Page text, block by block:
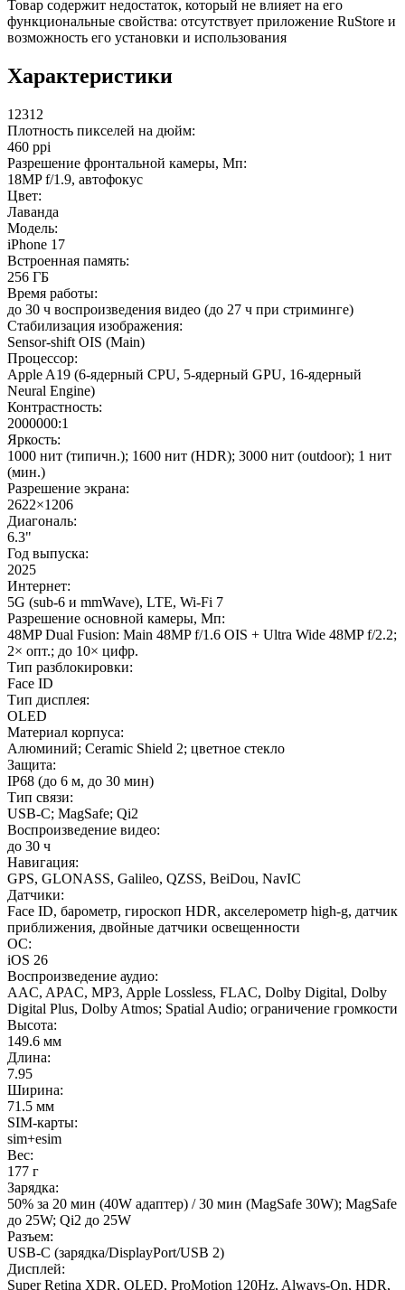
Товар содержит недостаток, который не влияет на его
функциональные свойства: отсутствует приложение RuStore и
возможность его установки и использования
Характеристики
12312
Плотность пикселей на дюйм:
460 ppi
Разрешение фронтальной камеры, Мп:
18MP f/1.9, автофокус
Цвет:
Лаванда
Модель:
iPhone 17
Встроенная память:
256 ГБ
Время работы:
до 30 ч воспроизведения видео (до 27 ч при стриминге)
Стабилизация изображения:
Sensor-shift OIS (Main)
Процессор:
Apple A19 (6-ядерный CPU, 5-ядерный GPU, 16-ядерный
Neural Engine)
Контрастность:
2000000:1
Яркость:
1000 нит (типичн.); 1600 нит (HDR); 3000 нит (outdoor); 1 нит
(мин.)
Разрешение экрана:
2622×1206
Диагональ:
6.3"
Год выпуска:
2025
Интернет:
5G (sub-6 и mmWave), LTE, Wi-Fi 7
Разрешение основной камеры, Мп:
48MP Dual Fusion: Main 48MP f/1.6 OIS + Ultra Wide 48MP f/2.2;
2× опт.; до 10× цифр.
Тип разблокировки:
Face ID
Тип дисплея:
OLED
Материал корпуса:
Алюминий; Ceramic Shield 2; цветное стекло
Защита:
IP68 (до 6 м, до 30 мин)
Тип связи:
USB-C; MagSafe; Qi2
Воспроизведение видео:
до 30 ч
Навигация:
GPS, GLONASS, Galileo, QZSS, BeiDou, NavIC
Датчики:
Face ID, барометр, гироскоп HDR, акселерометр high-g, датчик
приближения, двойные датчики освещенности
ОС:
iOS 26
Воспроизведение аудио:
AAC, APAC, MP3, Apple Lossless, FLAC, Dolby Digital, Dolby
Digital Plus, Dolby Atmos; Spatial Audio; ограничение громкости
Высота:
149.6 мм
Длина:
7.95
Ширина:
71.5 мм
SIM-карты:
sim+esim
Вес:
177 г
Зарядка:
50% за 20 мин (40W адаптер) / 30 мин (MagSafe 30W); MagSafe
до 25W; Qi2 до 25W
Разъем:
USB-C (зарядка/DisplayPort/USB 2)
Дисплей:
Super Retina XDR, OLED, ProMotion 120Hz, Always-On, HDR,